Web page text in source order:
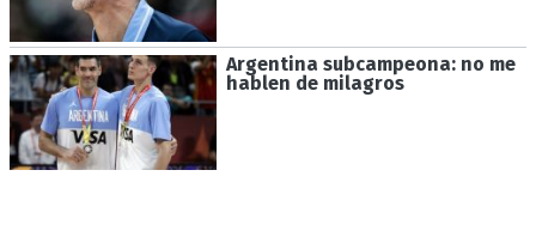
Argentina subcampeona: no me
hablen de milagros